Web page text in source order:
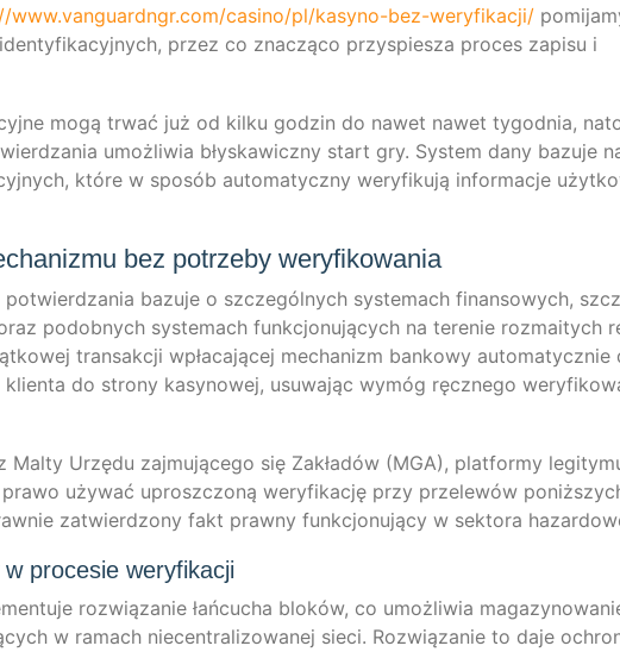
www.vanguardngr.com/casino/pl/kasyno-bez-weryfikacji/
przez co znac­zą­co przy­spies­za pro­ces zapi­su i
mogą trwać już od kil­ku god­zin do nawet nawet tygod­nia,
umoż­li­wia błys­ka­wicz­ny start gry. Sys­tem dany bazu­je
któ­re w sposób auto­ma­ty­cz­ny wery­fi­ku­ją infor­mac­je
bez potrzeby weryfikowania
pot­wierd­za­nia bazu­je o szc­ze­gól­nych sys­tem­ach fin­an­so­wych,
pod­ob­nych sys­tem­ach funk­c­jo­nu­ją­cych na tere­nie roz­mai­tych
transak­c­ji wpła­ca­jącej mecha­nizm ban­kowy
do stro­ny kasyn­o­wej, usu­wa­jąc wymóg ręcz­n­ego
Urzę­du zaj­mu­jące­go się Zakła­dów (MGA), plat­for­my
uży­wać uproszc­zoną wery­fi­ka­c­ję przy prze­le­wów
zat­wierd­zo­ny fakt praw­ny funk­c­jo­nu­ją­cy w sek­to­ra
w procesie weryfikacji
roz­wią­za­nie łań­cu­cha blo­ków, co umoż­li­wia
w ramach nie­cen­tra­lizowa­nej sie­ci. Roz­wią­za­nie to daje